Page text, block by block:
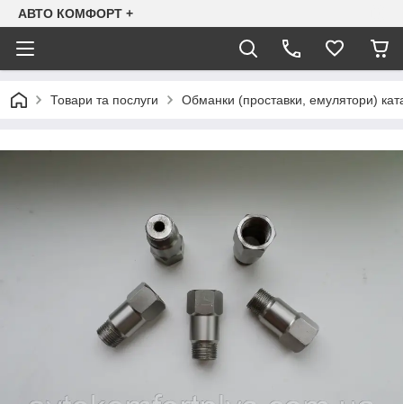
АВТО КОМФОРТ +
Товари та послуги Обманки (проставки, емулятори)